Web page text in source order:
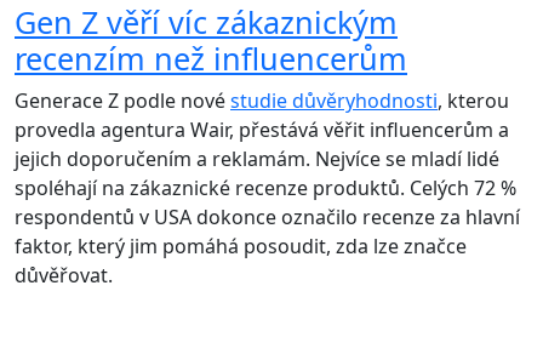
Gen Z věří víc zákaznickým
recenzím než influencerům
Generace Z podle novéstudie důvěryhodnosti, kterou
provedla agentura Wair, přestává věřit influencerům a
jejich doporučením a reklamám. Nejvíce se mladí lidé
spoléhají na zákaznické recenze produktů. Celých 72 %
respondentů v USA dokonce označilo recenze za hlavní
faktor, který jim pomáhá posoudit, zda lze značce
důvěřovat.